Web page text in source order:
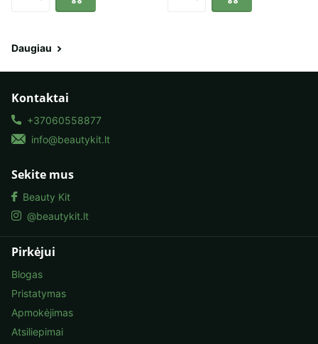
Daugiau
Pirkėjui
Blogas
Pristatymas
Apmokėjimas
Atsiliepimai
Kontaktai
+37060558877
info@beautykit.lt
Sekite mus
Beauty Kit
@beautykit.lt